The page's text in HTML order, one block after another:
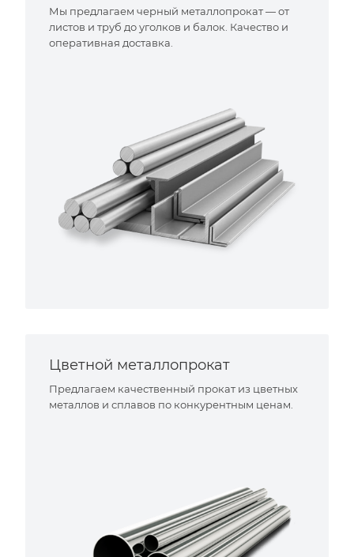
Мы предлагаем черный металлопрокат — от
листов и труб до уголков и балок. Качество и
оперативная доставка.
Цветной металлопрокат
Предлагаем качественный прокат из цветных
металлов и сплавов по конкурентным ценам.